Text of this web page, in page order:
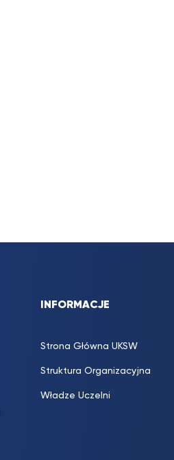
INFORMACJE
Strona Główna UKSW
Struktura Organizacyjna
Władze Uczelni